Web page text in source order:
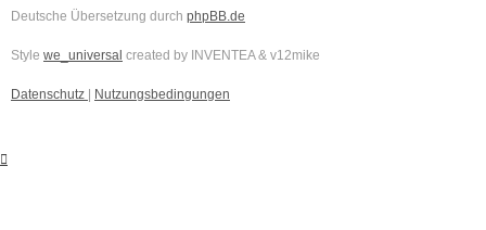
Deutsche Übersetzung durch phpBB.de
Style we_universal created by INVENTEA & v12mike
Datenschutz Nutzungsbedingungen